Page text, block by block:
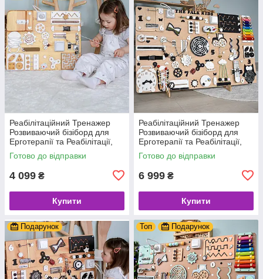
Реабілітаційний Тренажер
Розвиваючий бізіборд для
Ерготерапії та Реабілітації,
дошка для моторики,
корекційте обладнання
Готово до відправки
4 099 ₴
Купити
Реабілітаційний Тренажер
Розвиваючий бізіборд для
Ерготерапії та Реабілітації,
дошка для моторики,
корекційте обладнання
Готово до відправки
6 999 ₴
Купити
Подарунок Топ Подарунок